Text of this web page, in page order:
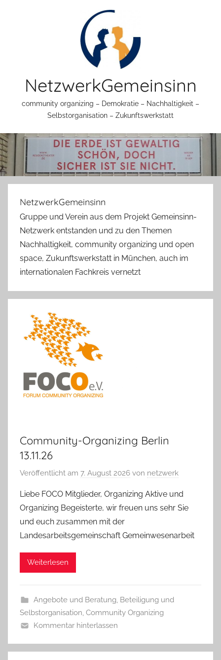
NetzwerkGemeinsinn
community organizing – Demokratie – Nachhaltigkeit –
Selbstorganisation – Zukunftswerkstatt
NetzwerkGemeinsinn
Gruppe und Verein aus dem Projekt Gemeinsinn-
Netzwerk entstanden und zu den Themen
Nachhaltigkeit, community organizing und open
space, Zukunftswerkstatt in München, auch im
internationalen Fachkreis vernetzt
Community-Organizing Berlin
13.11.26
Veröffentlicht am 7. August 2026 von netzwerk
Liebe FOCO Mitglieder, Organizing Aktive und
Organizing Begeisterte, wir freuen uns sehr Sie
und euch zusammen mit der
Landesarbeitsgemeinschaft Gemeinwesenarbeit
Weiterlesen
Angebote und Beratung Beteiligung und
Selbstorganisation Community Organizing
Kommentar hinterlassen